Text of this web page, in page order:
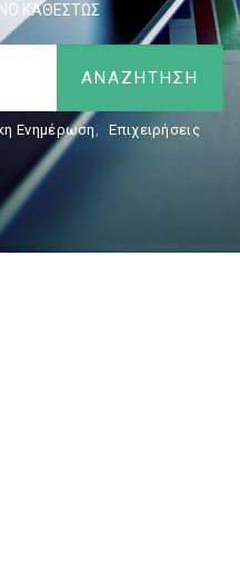
ΚΑΘΕΣΤΩΣ
Ενημέρωση, Επιχειρήσεις